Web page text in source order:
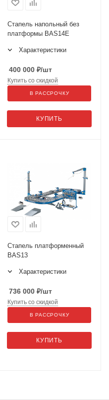
Стапель напольный без
платформы BAS14E
Характеристики
400 000 ₽/шт
КУПИТЬ
Купить со скидкой
В РАССРОЧКУ
Стапель платформенный
BAS13
Характеристики
736 000 ₽/шт
КУПИТЬ
Купить со скидкой
В РАССРОЧКУ